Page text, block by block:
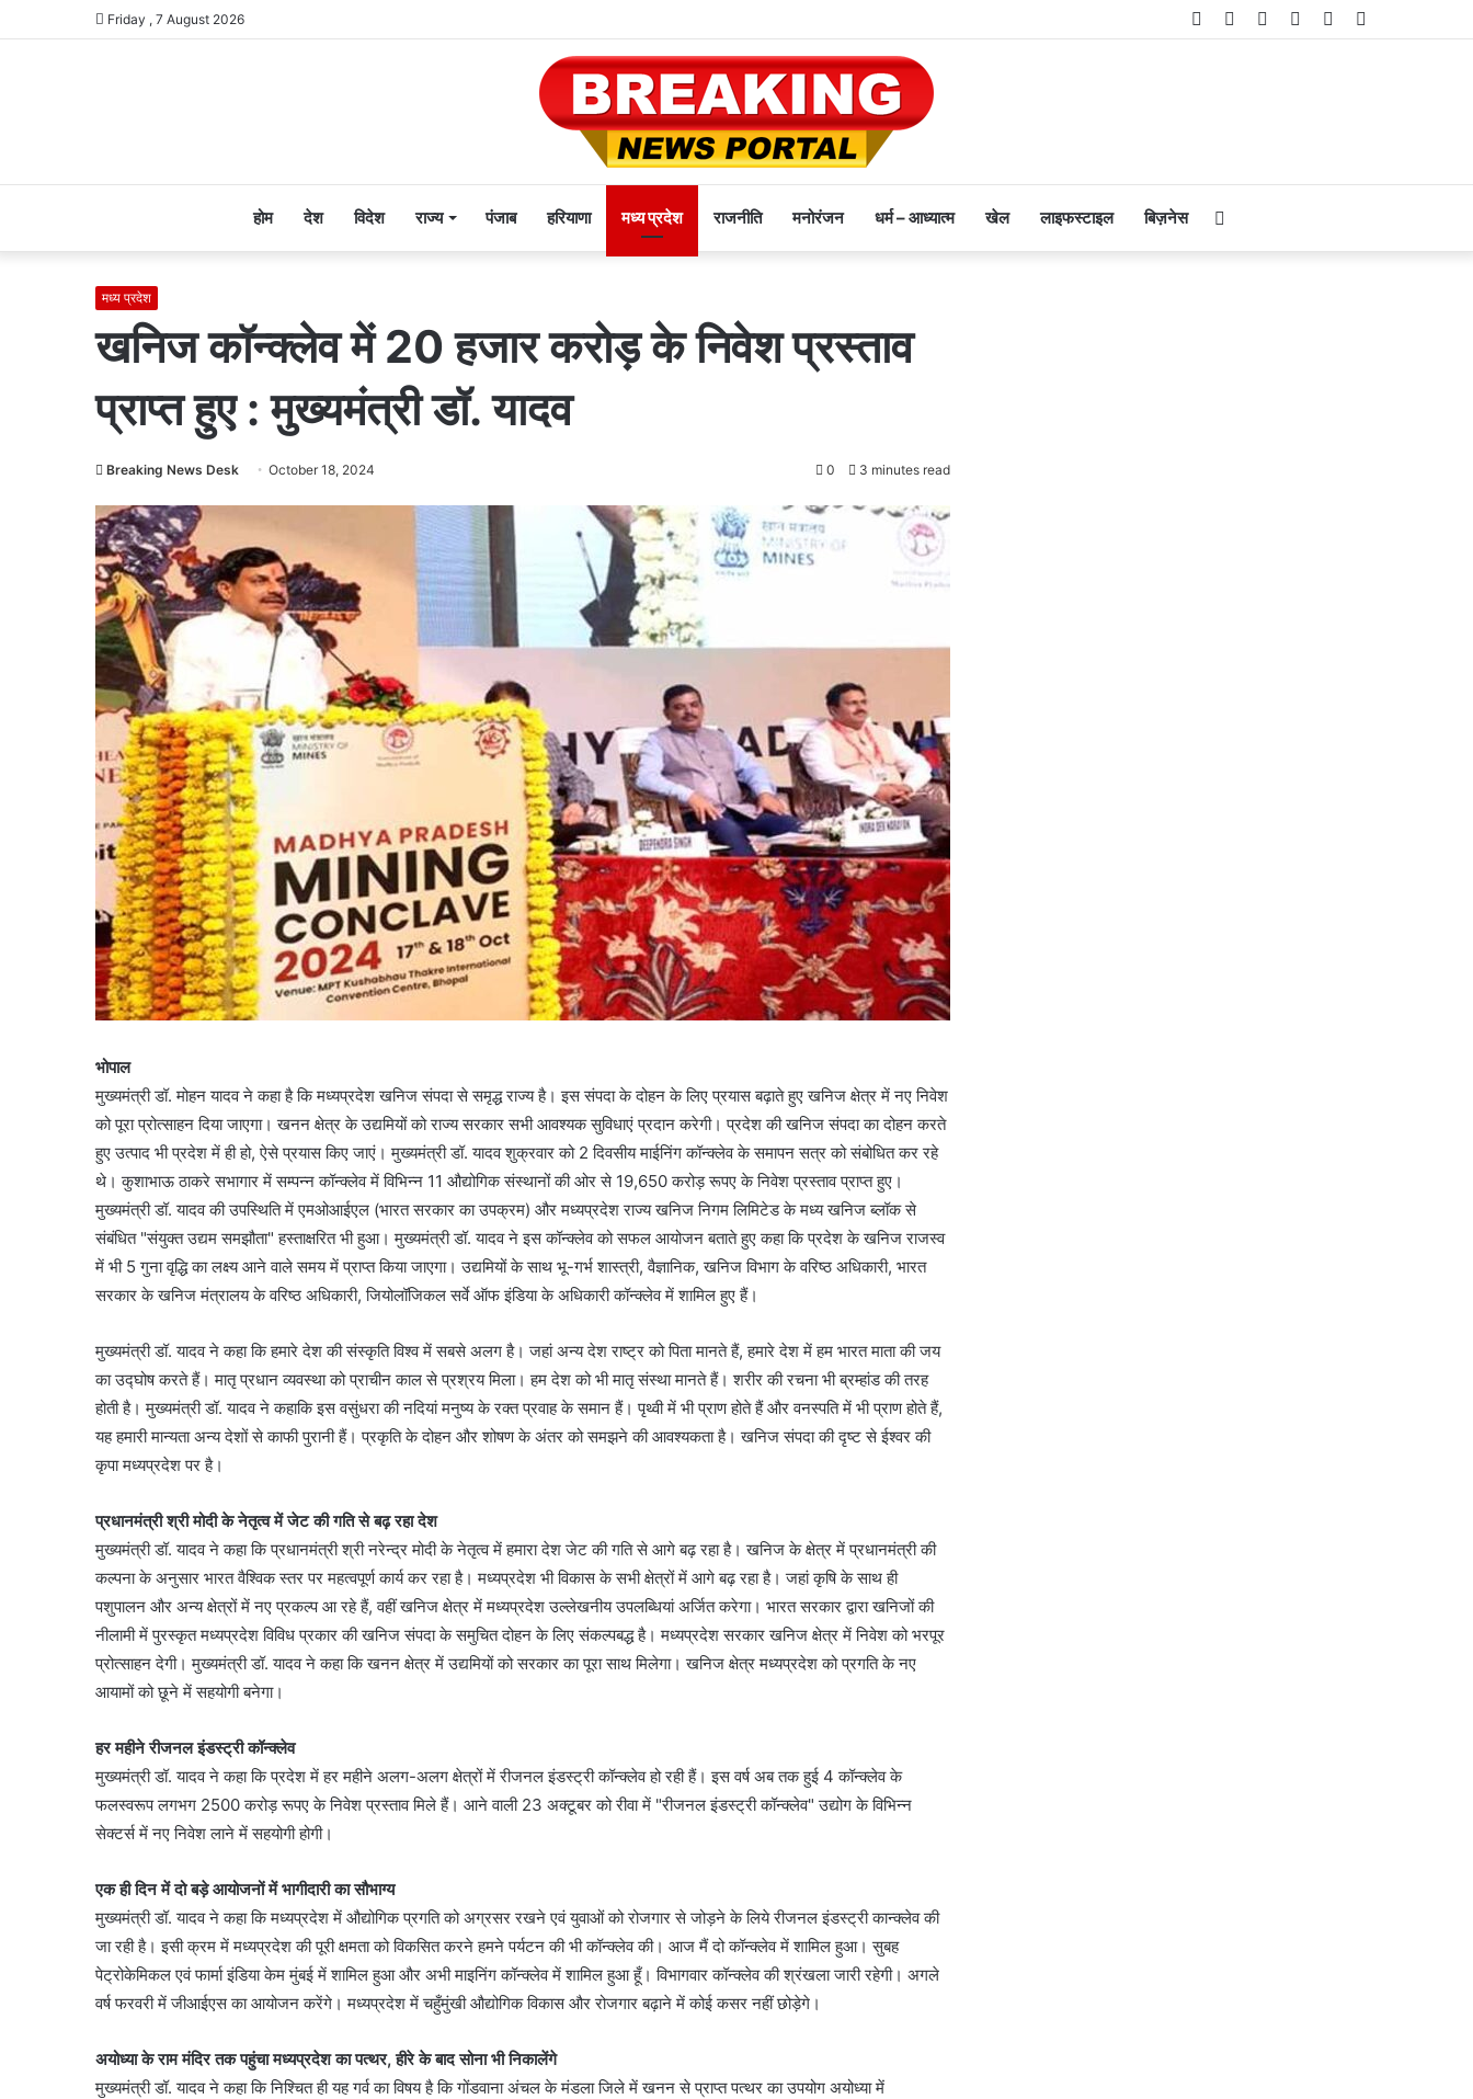
Friday , 7 August 2026 Telegram
Instagram
YouTube
Twitter
Facebook
होम देश विदेश राज्य पंजाब हरियाणा मध्य प्रदेश राजनीति मनोरंजन धर्म – आध्यात्म खेल लाइफस्टाइल बिज़नेस
मध्य प्रदेश
खनिज कॉन्क्लेव में 20 हजार करोड़ के निवेश प्रस्ताव
प्राप्त हुए : मुख्यमंत्री डॉ. यादव
Breaking News Desk October 18, 2024 0 3 minutes read
भोपाल
मुख्यमंत्री डॉ. मोहन यादव ने कहा है कि मध्यप्रदेश खनिज संपदा से समृद्ध राज्य है। इस संपदा के दोहन के लिए प्रयास बढ़ाते हुए खनिज क्षेत्र में नए निवेश
को पूरा प्रोत्साहन दिया जाएगा। खनन क्षेत्र के उद्यमियों को राज्य सरकार सभी आवश्यक सुविधाएं प्रदान करेगी। प्रदेश की खनिज संपदा का दोहन करते
हुए उत्पाद भी प्रदेश में ही हो, ऐसे प्रयास किए जाएं। मुख्यमंत्री डॉ. यादव शुक्रवार को 2 दिवसीय माईनिंग कॉन्क्लेव के समापन सत्र को संबोधित कर रहे
थे। कुशाभाऊ ठाकरे सभागार में सम्पन्न कॉन्क्लेव में विभिन्न 11 औद्योगिक संस्थानों की ओर से 19,650 करोड़ रूपए के निवेश प्रस्ताव प्राप्त हुए।
मुख्यमंत्री डॉ. यादव की उपस्थिति में एमओआईएल (भारत सरकार का उपक्रम) और मध्यप्रदेश राज्य खनिज निगम लिमिटेड के मध्य खनिज ब्लॉक से
संबंधित "संयुक्त उद्यम समझौता" हस्ताक्षरित भी हुआ। मुख्यमंत्री डॉ. यादव ने इस कॉन्क्लेव को सफल आयोजन बताते हुए कहा कि प्रदेश के खनिज राजस्व
में भी 5 गुना वृद्धि का लक्ष्य आने वाले समय में प्राप्त किया जाएगा। उद्यमियों के साथ भू-गर्भ शास्त्री, वैज्ञानिक, खनिज विभाग के वरिष्ठ अधिकारी, भारत
सरकार के खनिज मंत्रालय के वरिष्ठ अधिकारी, जियोलॉजिकल सर्वे ऑफ इंडिया के अधिकारी कॉन्क्लेव में शामिल हुए हैं।
मुख्यमंत्री डॉ. यादव ने कहा कि हमारे देश की संस्कृति विश्व में सबसे अलग है। जहां अन्य देश राष्ट्र को पिता मानते हैं, हमारे देश में हम भारत माता की जय
का उद्घोष करते हैं। मातृ प्रधान व्यवस्था को प्राचीन काल से प्रश्रय मिला। हम देश को भी मातृ संस्था मानते हैं। शरीर की रचना भी ब्रम्हांड की तरह
होती है। मुख्यमंत्री डॉ. यादव ने कहा‍कि इस वसुंधरा की नदियां मनुष्य के रक्त प्रवाह के समान हैं। पृथ्वी में भी प्राण होते हैं और वनस्पति में भी प्राण होते हैं,
यह हमारी मान्यता अन्य देशों से काफी पुरानी हैं। प्रकृति के दोहन और शोषण के अंतर को समझने की आवश्यकता है। खनिज संपदा की दृष्ट से ईश्वर की
कृपा मध्यप्रदेश पर है।
प्रधानमंत्री श्री मोदी के नेतृत्‍व में जेट की गति से बढ़ रहा देश
मुख्यमंत्री डॉ. यादव ने कहा कि प्रधानमंत्री श्री नरेन्द्र मोदी के नेतृत्व में हमारा देश जेट की गति से आगे बढ़ रहा है। खनिज के क्षेत्र में प्रधानमंत्री की
कल्पना के अनुसार भारत वैश्विक स्तर पर महत्वपूर्ण कार्य कर रहा है। मध्यप्रदेश भी विकास के सभी क्षेत्रों में आगे बढ़ रहा है। जहां कृषि के साथ ही
पशुपालन और अन्य क्षेत्रों में नए प्रकल्प आ रहे हैं, वहीं खनिज क्षेत्र में मध्यप्रदेश उल्लेखनीय उपलब्धियां अर्जित करेगा। भारत सरकार द्वारा खनिजों की
नीलामी में पुरस्कृत मध्यप्रदेश विविध प्रकार की खनिज संपदा के समुचित दोहन के लिए संकल्पबद्ध है। मध्यप्रदेश सरकार खनिज क्षेत्र में निवेश को भरपूर
प्रोत्साहन देगी। मुख्यमंत्री डॉ. यादव ने कहा कि खनन क्षेत्र में उद्यमियों को सरकार का पूरा साथ मिलेगा। खनिज क्षेत्र मध्यप्रदेश को प्रगति के नए
आयामों को छूने में सहयोगी बनेगा।
हर महीने रीजनल इंडस्ट्री कॉन्क्लेव
मुख्यमंत्री डॉ. यादव ने कहा कि प्रदेश में हर महीने अलग-अलग क्षेत्रों में रीजनल इंडस्ट्री कॉन्क्लेव हो रही हैं। इस वर्ष अब तक हुई 4 कॉन्क्लेव के
फलस्वरूप लगभग 2500 करोड़ रूपए के निवेश प्रस्ताव मिले हैं। आने वाली 23 अक्टूबर को रीवा में "रीजनल इंडस्ट्री कॉन्क्लेव" उद्योग के विभिन्न
सेक्टर्स में नए निवेश लाने में सहयोगी होगी।
एक ही दिन में दो बड़े आयोजनों में भागीदारी का सौभाग्य
मुख्यमंत्री डॉ. यादव ने कहा कि मध्यप्रदेश में औद्योगिक प्रगति को अग्रसर रखने एवं युवाओं को रोजगार से जोड़ने के लिये रीजनल इंडस्ट्री कान्क्लेव की
जा रही है। इसी क्रम में मध्यप्रदेश की पूरी क्षमता को विकसित करने हमने पर्यटन की भी कॉन्क्लेव की। आज मैं दो कॉन्क्लेव में शामिल हुआ। सुबह
पेट्रोकेमिकल एवं फार्मा इंडिया केम मुंबई में शामिल हुआ और अभी माइनिंग कॉन्क्लेव में शामिल हुआ हूँ। विभागवार कॉन्क्लेव की श्रंखला जारी रहेगी। अगले
वर्ष फरवरी में जीआईएस का आयोजन करेंगे। मध्यप्रदेश में चहुँमुंखी औद्योगिक विकास और रोजगार बढ़ाने में कोई कसर नहीं छोड़ेगे।
अयोध्या के राम मंदिर तक पहुंचा मध्यप्रदेश का पत्थर, हीरे के बाद सोना भी निकालेंगे
मुख्यमंत्री डॉ. यादव ने कहा कि निश्चित ही यह गर्व का विषय है कि गोंडवाना अंचल के मंडला जिले में खनन से प्राप्त पत्थर का उपयोग अयोध्या में